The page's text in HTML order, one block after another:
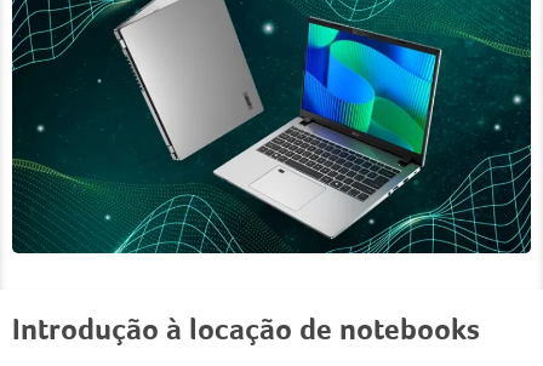
Introdução à locação de notebooks